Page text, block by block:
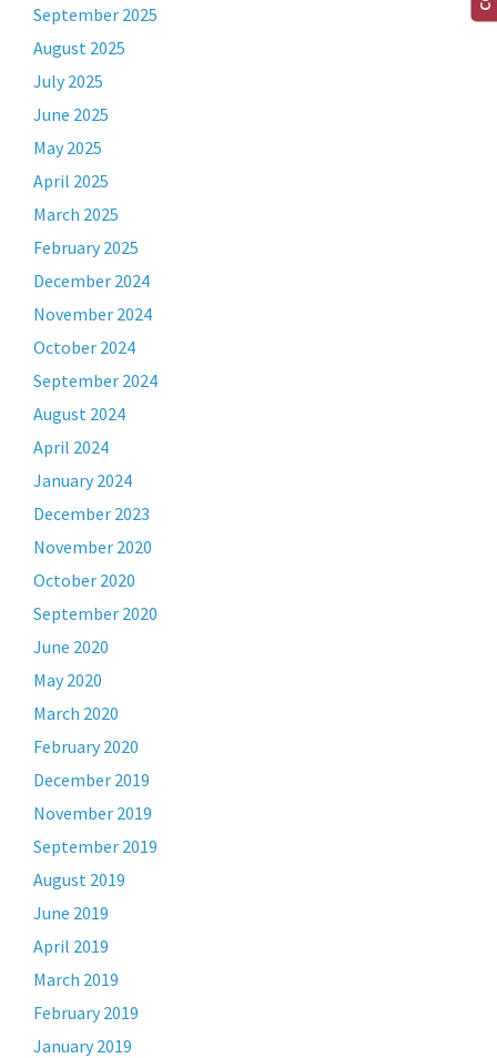
September 2025
August 2025
July 2025
June 2025
May 2025
April 2025
March 2025
February 2025
December 2024
November 2024
October 2024
September 2024
August 2024
April 2024
January 2024
December 2023
November 2020
October 2020
September 2020
June 2020
May 2020
March 2020
February 2020
December 2019
November 2019
September 2019
August 2019
June 2019
April 2019
March 2019
February 2019
January 2019